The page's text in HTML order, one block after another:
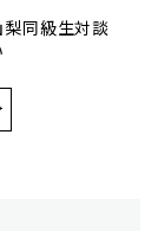
同級生対談